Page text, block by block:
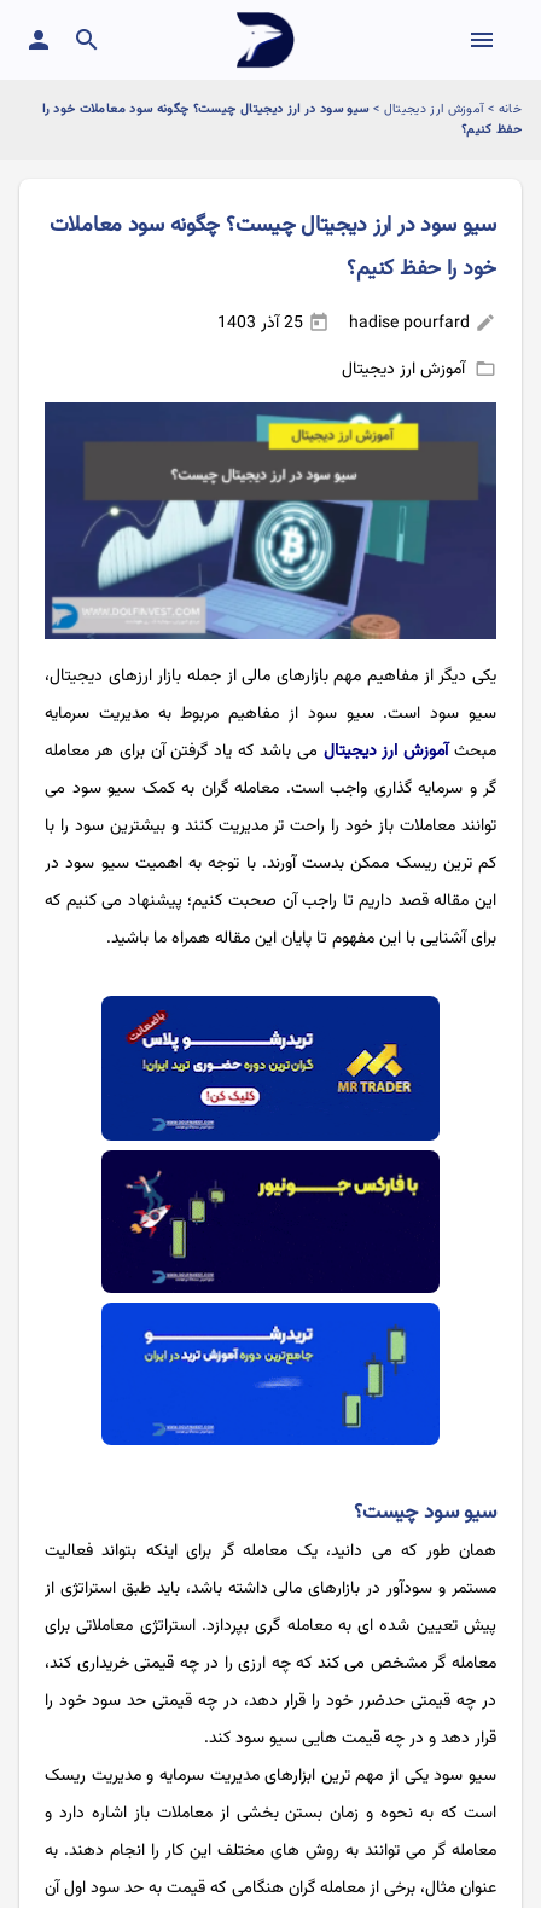
menu
search
person
خانه >آموزش ارز دیجیتال >سیو سود در ارز دیجیتال چیست؟ چگونه سود معاملات خود را
حفظ کنیم؟
سیو سود در ارز دیجیتال چیست؟ چگونه سود معاملات
خود را حفظ کنیم؟
edit
today
folder_open آموزش ارز دیجیتال
یکی دیگر از مفاهیم مهم بازارهای مالی از جمله بازار ارزهای دیجیتال،
سیو سود است. سیو سود از مفاهیم مربوط به مدیریت سرمایه
مبحثآموزش ارز دیجیتال می باشد که یاد گرفتن آن برای هر معامله
گر و سرمایه گذاری واجب است. معامله گران به کمک سیو سود می
توانند معاملات باز خود را راحت تر مدیریت کنند و بیشترین سود را با
کم ترین ریسک ممکن بدست آورند. با توجه به اهمیت سیو سود در
این مقاله قصد داریم تا راجب آن صحبت کنیم؛ پیشنهاد می کنیم که
برای آشنایی با این مفهوم تا پایان این مقاله همراه ما باشید.
سیو سود چیست؟‌
همان طور که می دانید، یک معامله گر برای اینکه بتواند فعالیت
مستمر و سودآور در بازارهای مالی داشته باشد، باید طبق استراتژی از
پیش تعیین شده ای به معامله گری بپردازد. استراتژی معاملاتی برای
معامله گر مشخص می کند که چه ارزی را در چه قیمتی خریداری کند،
در چه قیمتی حدضرر خود را قرار دهد، در چه قیمتی حد سود خود را
قرار دهد و در چه قیمت هایی سیو سود کند.
سیو سود یکی از مهم‌ ترین ابزارهای مدیریت سرمایه و مدیریت ریسک
است که به نحوه و زمان بستن بخشی از معاملات باز اشاره دارد و
معامله گر می توانند به روش های مختلف این کار را انجام دهند. به
عنوان مثال، برخی از معامله‌ گران هنگامی که قیمت به حد سود اول آن